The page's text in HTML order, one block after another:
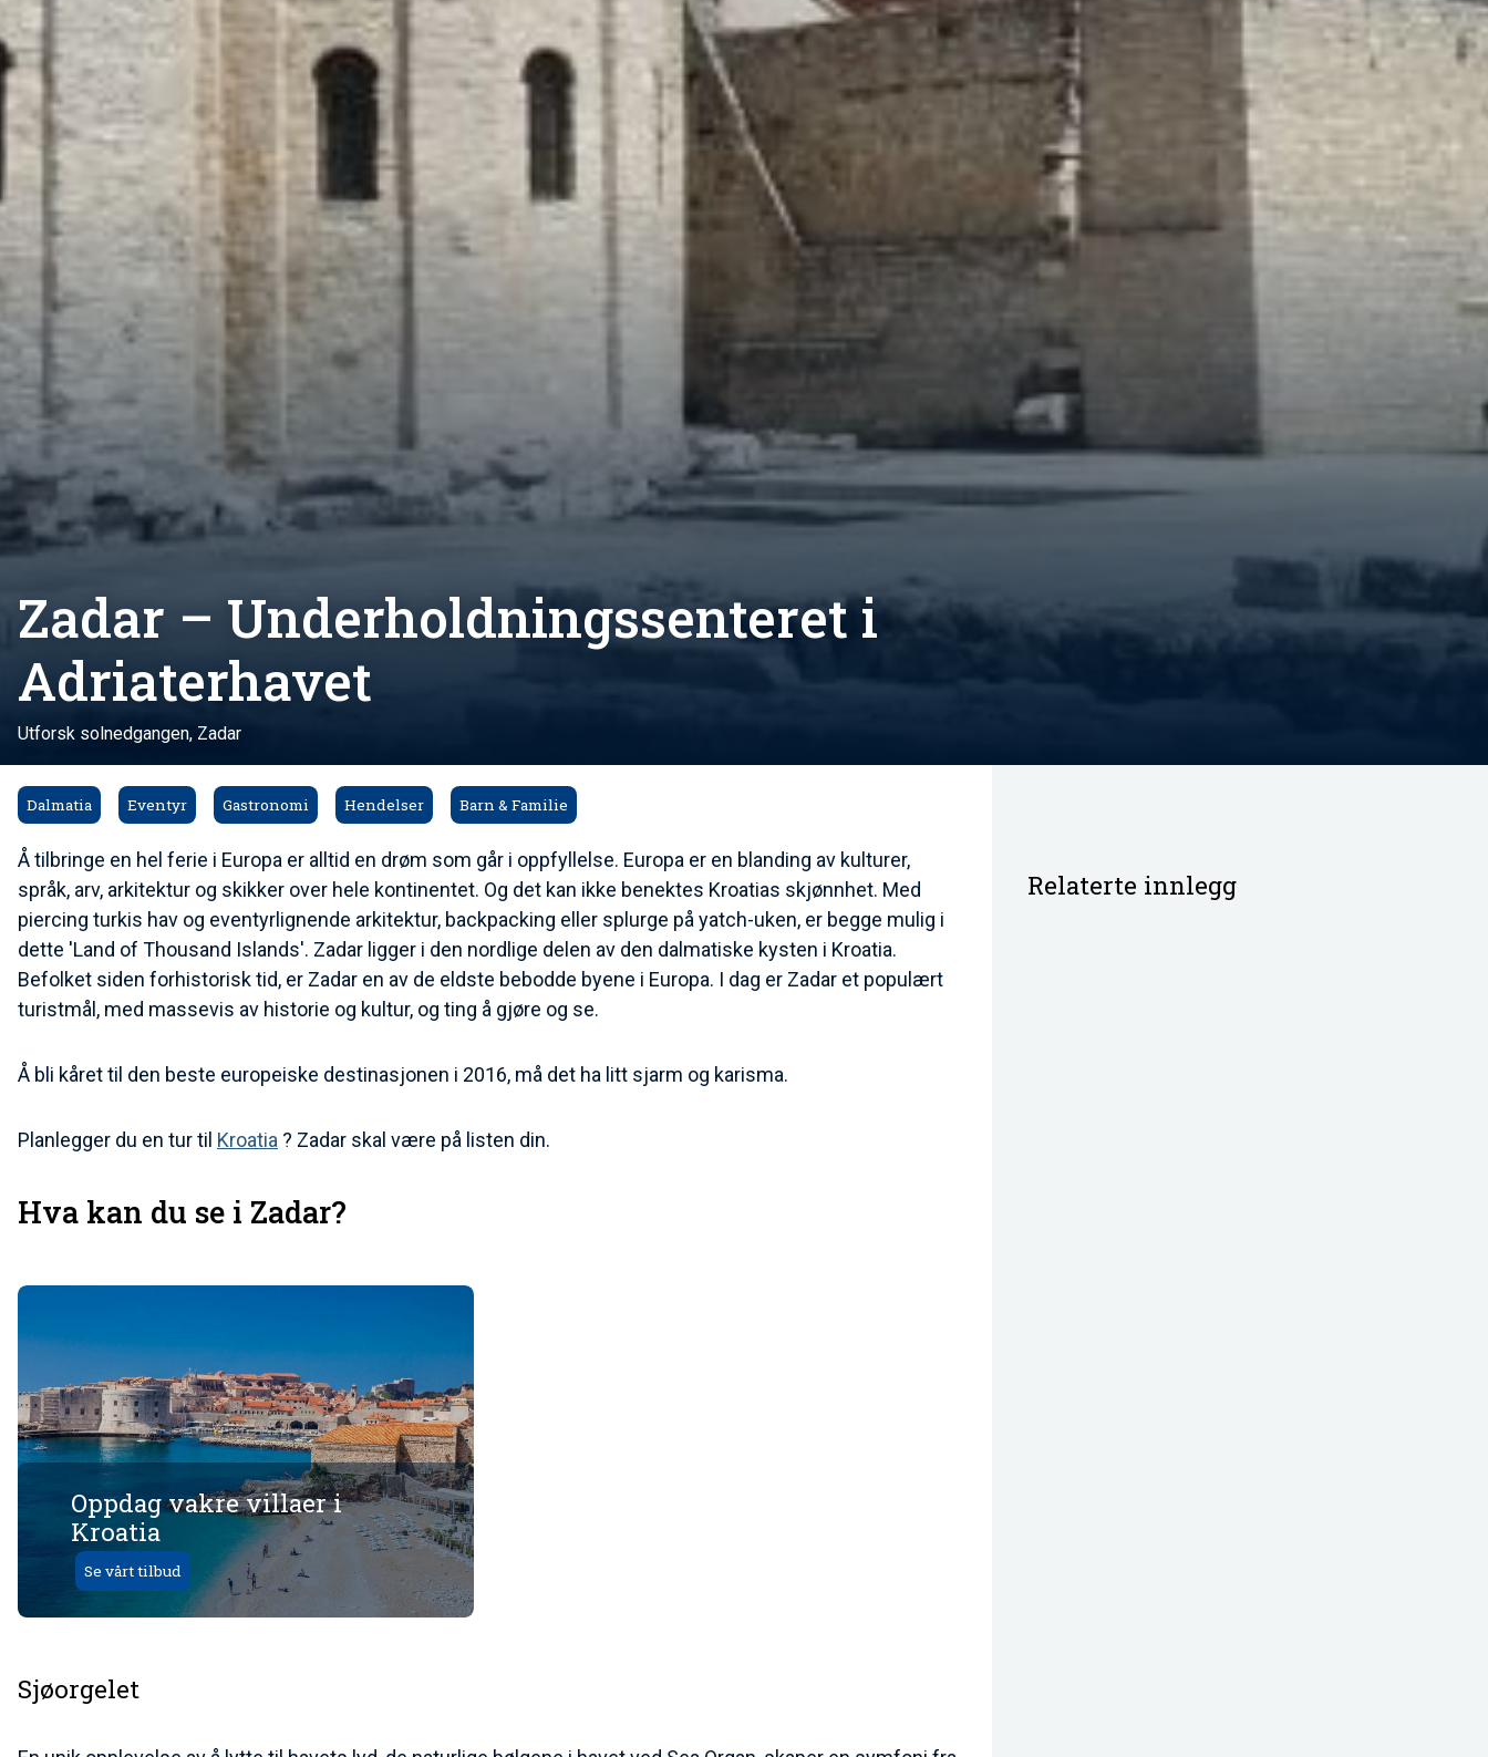
Zadar – Underholdningssenteret i
Adriaterhavet
Utforsk solnedgangen, Zadar
Dalmatia Eventyr Gastronomi Hendelser Barn & Familie
Å tilbringe en hel ferie i Europa er alltid en drøm som går i oppfyllelse. Europa er en blanding av kulturer,
språk, arv, arkitektur og skikker over hele kontinentet. Og det kan ikke benektes Kroatias skjønnhet. Med
piercing turkis hav og eventyrlignende arkitektur, backpacking eller splurge på yatch-uken, er begge mulig i
dette 'Land of Thousand Islands'. Zadar ligger i den nordlige delen av den dalmatiske kysten i Kroatia.
Befolket siden forhistorisk tid, er Zadar en av de eldste bebodde byene i Europa. I dag er Zadar et populært
turistmål, med massevis av historie og kultur, og ting å gjøre og se.
Å bli kåret til den beste europeiske destinasjonen i 2016, må det ha litt sjarm og karisma.
Planlegger du en tur til Kroatia ? Zadar skal være på listen din.
Hva kan du se i Zadar?
Oppdag vakre villaer i
Kroatia
Se vårt tilbud
Sjøorgelet
Relaterte innlegg